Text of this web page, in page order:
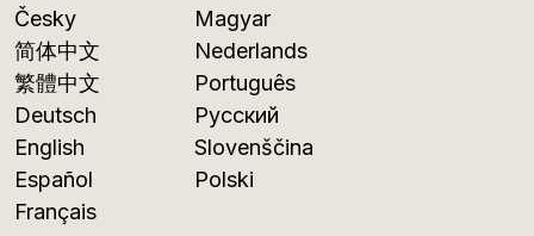
Česky
简体中文
繁體中文
Deutsch
English
Español
Français
Magyar
Nederlands
Português
Русский
Slovenščina
Polski